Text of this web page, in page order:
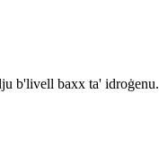
b'livell baxx ta' idroġenu.